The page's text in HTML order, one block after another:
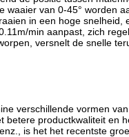
van 0-45° worden
in een hoge
min aanpast, zich
versnelt de snelle
verschillende vormen
betere productkwaliteit en
is het het recentste